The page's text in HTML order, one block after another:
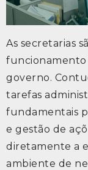
As secretarias
funcionamento
governo.
tarefas
fundamentais
e gestão de
diretamente a
ambiente de